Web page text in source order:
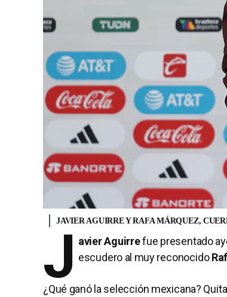
JAVIER AGUIRRE Y RAFA MÁRQUEZ,
J avier Aguirrefue presentado
escudero al muy reconocido
¿Qué ganó la selección mexicana?